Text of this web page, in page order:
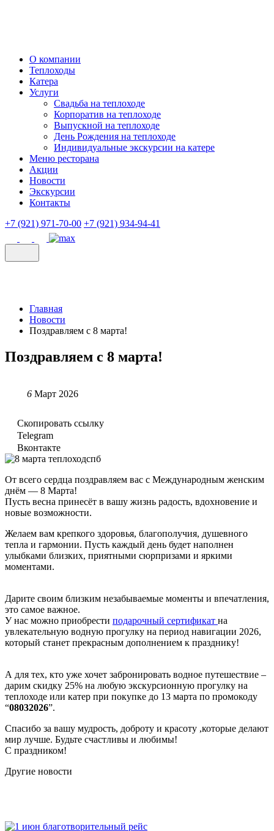
О компании
Теплоходы
Катера
Услуги
Свадьба на теплоходе
Корпоратив на теплоходе
Выпускной на теплоходе
День Рождения на теплоходе
Индивидуальные экскурсии на катере
Меню ресторана
Акции
Новости
Экскурсии
Контакты
+7 (921) 971-70-00 +7 (921) 934-94-41
Главная
Новости
Поздравляем с 8 марта!
Поздравляем с 8 марта!
6 Март 2026
Скопировать ссылку
Telegram
Вконтакте
От всего сердца поздравляем вас с Международным женским
днём — 8 Марта!
Пусть весна принесёт в вашу жизнь радость, вдохновение и
новые возможности.
Желаем вам крепкого здоровья, благополучия, душевного
тепла и гармонии. Пусть каждый день будет наполнен
улыбками близких, приятными сюрпризами и яркими
моментами.
Дарите своим близким незабываемые моменты и впечатления,
это самое важное.
У нас можно приобрести подарочный сертификат на
увлекательную водную прогулку на период навигации 2026,
который станет прекрасным дополнением к празднику!
А для тех, кто уже хочет забронировать водное путешествие –
дарим скидку 25% на любую экскурсионную прогулку на
теплоходе или катер при покупке до 13 марта по промокоду
“08032026”.
Спасибо за вашу мудрость, доброту и красоту ,которые делают
мир лучше. Будьте счастливы и любимы!
С праздником!
Другие новости